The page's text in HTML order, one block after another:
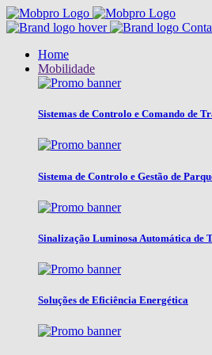
Home
Mobilidade
Sistemas de Controlo e Comando de
Sistema de Controlo e Gestão de
Sinalização Luminosa Automática de
Soluções de Eficiência Energética